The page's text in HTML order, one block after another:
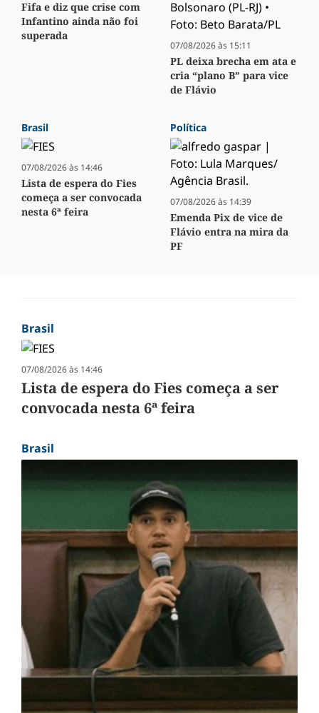
Fifa e diz que crise com
Infantino ainda não foi
superada
07/08/2026 às 15:11
PL deixa brecha em ata e
cria “plano B” para vice
de Flávio
Brasil
07/08/2026 às 14:46
Lista de espera do Fies
começa a ser convocada
nesta 6ª feira
Política
07/08/2026 às 14:39
Emenda Pix de vice de
Flávio entra na mira da
PF
Brasil
07/08/2026 às 14:46
Lista de espera do Fies começa a ser
convocada nesta 6ª feira
Brasil